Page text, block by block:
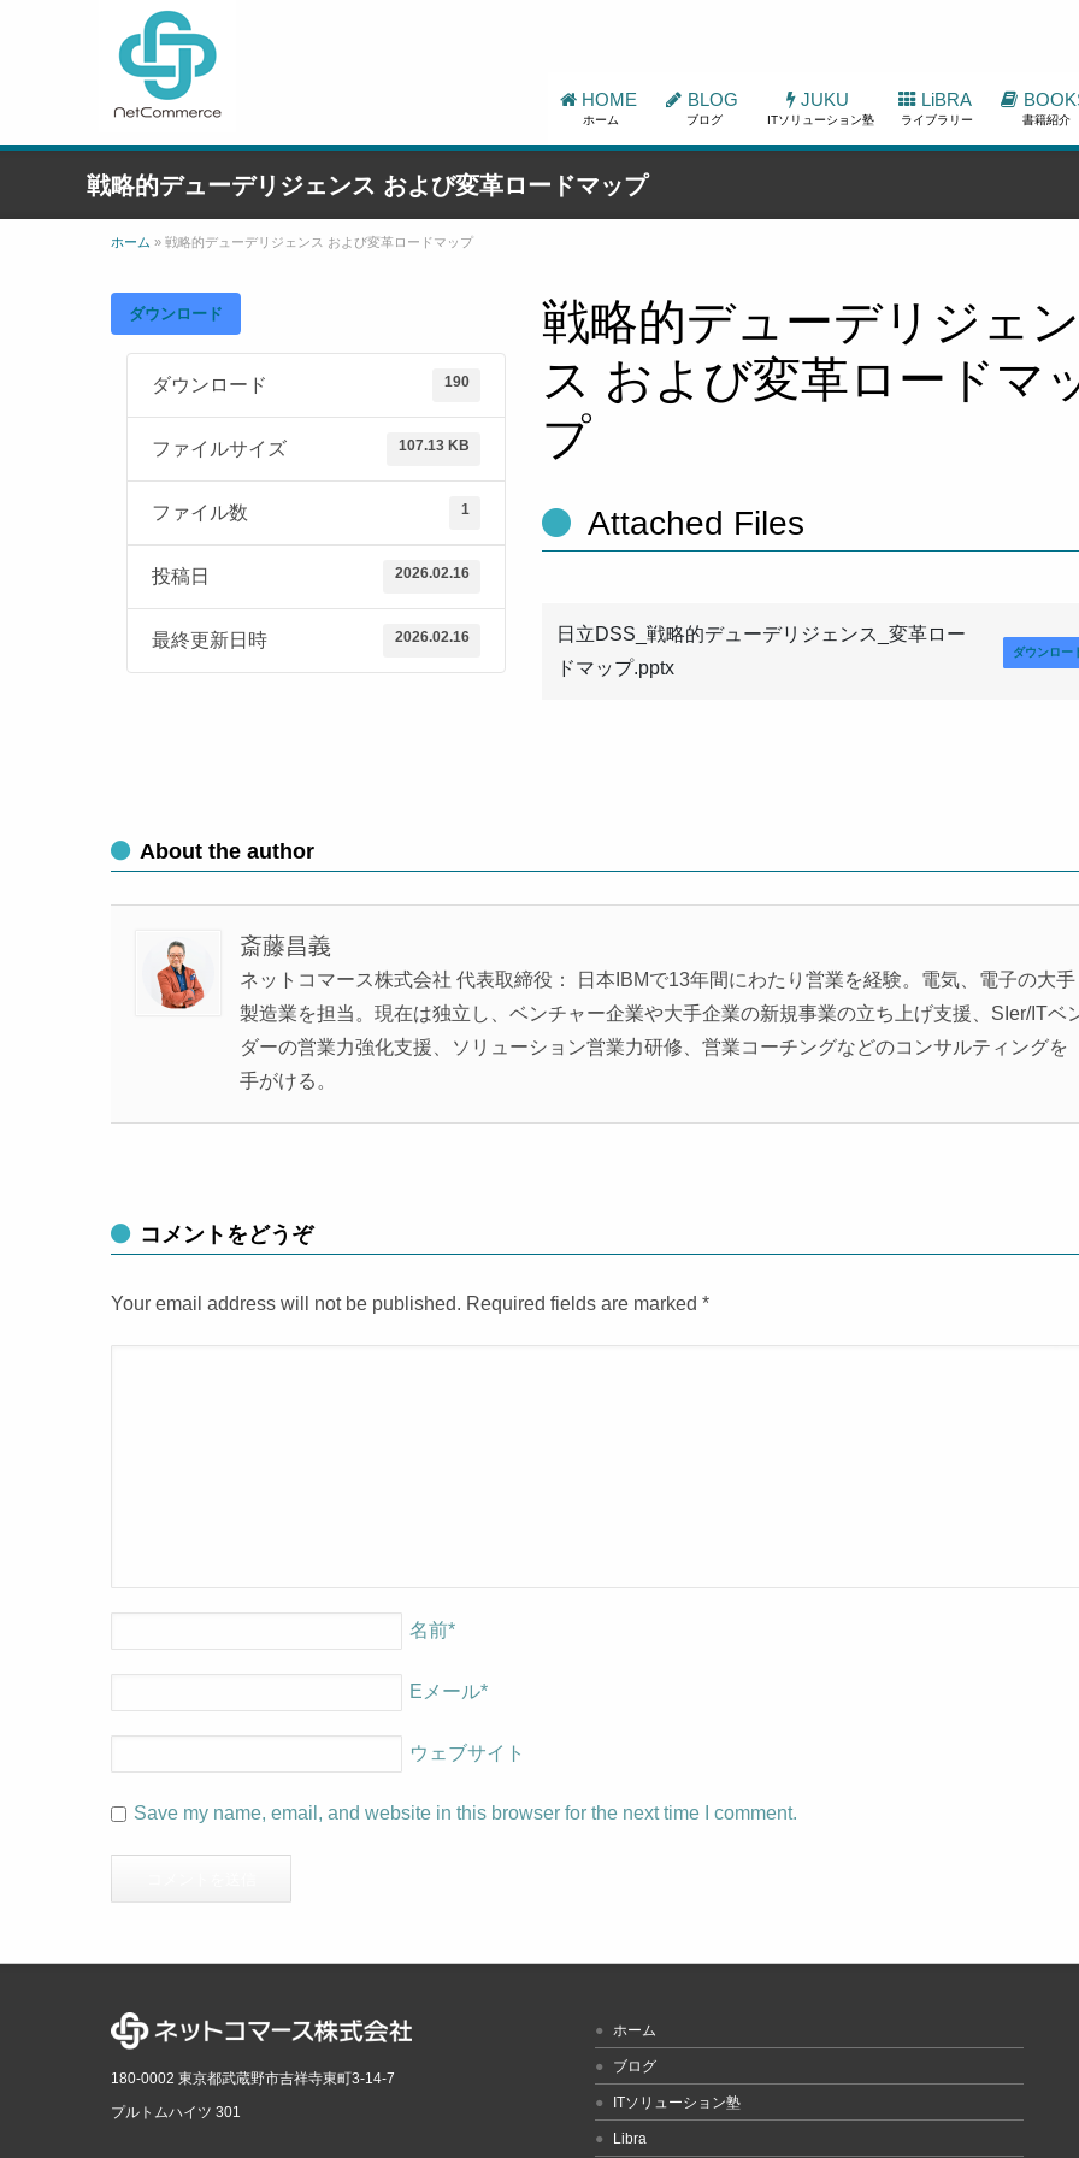
HOME
ホーム
BLOG
ブログ
JUKU
ITソリューション塾
LiBRA
ライブラリー 書籍紹介
戦略的デューデリジェンス および変革ロードマップ
ホーム » 戦略的デューデリジェンス および変革ロードマップ
ダウンロード
ダウンロード 190
ファイルサイズ 107.13 KB
ファイル数 1
投稿日 2026.02.16
最終更新日時 2026.02.16
戦略的デューデリジェ
ス および変革ロードマ
プ
Attached Files
日立DSS_戦略的デューデリジェンス_変革ロー
ドマップ.pptx
ダウンロー
About the author
斎藤昌義
ネットコマース株式会社 代表取締役： 日本IBMで13年間にわたり営業を経験。電気、電子の大手
製造業を担当。現在は独立し、ベンチャー企業や大手企業の新規事業の立ち上げ支援、SIer/ITベ
ダーの営業力強化支援、ソリューション営業力研修、営業コーチングなどのコンサルティングを
手がける。
コメントをどうぞ
Your email address will not be published. Required fields are marked *
名前*
Eメール*
ウェブサイト
Save my name, email, and website in this browser for the next time I comment.
180-0002 東京都武蔵野市吉祥寺東町3-14-7
プルトムハイツ 301
ホーム
ブログ
ITソリューション塾
Libra